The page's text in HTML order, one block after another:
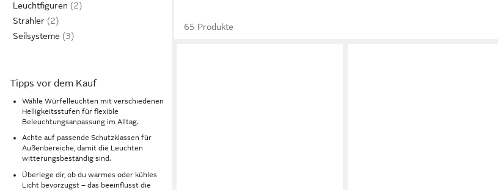
Leuchtfiguren
Strahler
Seilsysteme
Tipps vor dem Kauf
Wähle Würfelleuchten mit verschiedenen
Helligkeitsstufen für flexible
Beleuchtungsanpassung im Alltag.
Achte auf passende Schutzklassen für
Außenbereiche, damit die Leuchten
witterungsbeständig sind.
Überlege dir, ob du warmes oder kühles
Licht bevorzugst – das beeinflusst die
65 Produkte